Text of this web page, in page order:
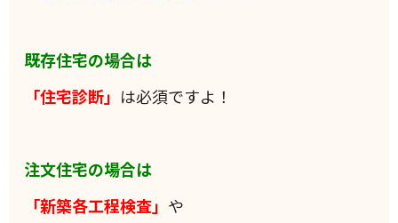
既存住宅の場合は
「住宅診断」 は必須ですよ！
注文住宅の場合は
「新築各工程検査」 や